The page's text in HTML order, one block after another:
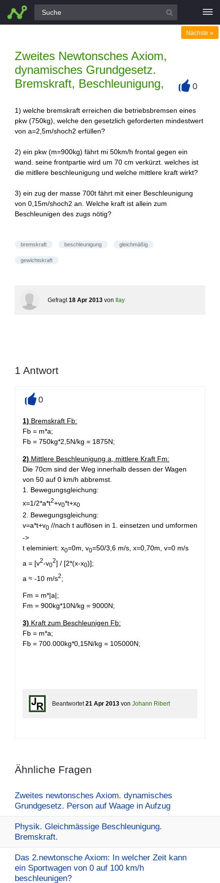
Alle Fragen
Zweites Newtonsches Axiom,
dynamisches Grundgesetz.
Bremskraft, Beschleunigung,
Nächste »
0
1) welche bremskraft erreichen die betriebsbremsen eines
pkw (750kg), welche den gesetzlich geforderten mindestwert
von a=2,5m/shoch2 erfüllen?
2) ein pkw (m=900kg) fährt mi 50km/h frontal gegen ein
wand. seine frontpartie wird um 70 cm verkürzt. welches ist
die mitllere beschleunigung und welche mittlere kraft wirkt?
3) ein zug der masse 700t fährt mit einer Beschleunigung
von 0,15m/shoch2 an. Welche kraft ist allein zum
Beschleunigen des zugs nötig?
bremskraft beschleunigung gleichmäßig
gewichtskraft
Gefragt 18 Apr 2013 von Ilay
1 Antwort
0
1) Bremskraft Fb:
Fb = m*a;
Fb = 750kg*2,5N/kg = 1875N;
2) Mittlere Beschleunigung a, mittlere Kraft Fm:
Die 70cm sind der Weg innerhalb dessen der Wagen
von 50 auf 0 km/h abbremst.
1. Bewegungsgleichung:
x=1/2*a*t2+v0*t+x0
2. Bewegungsgleichung:
v=a*t+v0 //nach t auflösen in 1. einsetzen und umformen
->
t eleminiert: x0=0m, v0=50/3,6 m/s, x=0,70m, v=0 m/s
a = [v2-v0
2] / [2*(x-x0)];
a ≈ -10 m/s2;
Fm = m*|a|;
Fm = 900kg*10N/kg = 9000N;
3) Kraft zum Beschleunigen Fb:
Fb = m*a;
Fb = 700.000kg*0,15N/kg = 105000N;
Beantwortet 21 Apr 2013 von Johann Ribert
Ähnliche Fragen
Zweites newtonsches Axiom. dynamisches
Grundgesetz. Person auf Waage in Aufzug
Physik. Gleichmässige Beschleunigung.
Bremskraft.
Das 2.newtonsche Axiom: In welcher Zeit kann
ein Sportwagen von 0 auf 100 km/h
beschleunigen?